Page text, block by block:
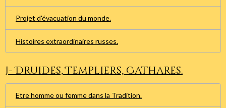
Projet d'évacuation du monde.
Histoires extraordinaires russes.
J- Druides, Templiers, Cathares.
Etre homme ou femme dans la Tradition.